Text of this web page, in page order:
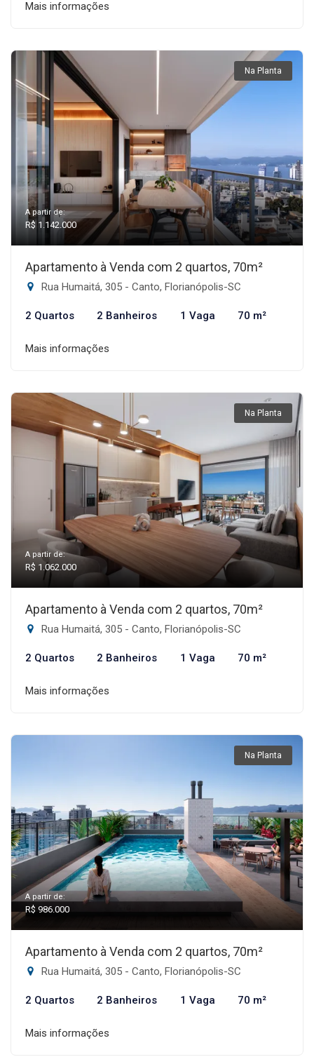
Mais informações
Na Planta
A partir de:
R$ 1.142.000
Apartamento à Venda com 2 quartos, 70m²
Rua Humaitá, 305 - Canto, Florianópolis-SC
2 Quartos 2 Banheiros 1 Vaga 70 m²
Mais informações
Na Planta
A partir de:
R$ 1.062.000
Apartamento à Venda com 2 quartos, 70m²
Rua Humaitá, 305 - Canto, Florianópolis-SC
2 Quartos 2 Banheiros 1 Vaga 70 m²
Mais informações
Na Planta
A partir de:
R$ 986.000
Apartamento à Venda com 2 quartos, 70m²
Rua Humaitá, 305 - Canto, Florianópolis-SC
2 Quartos 2 Banheiros 1 Vaga 70 m²
Mais informações